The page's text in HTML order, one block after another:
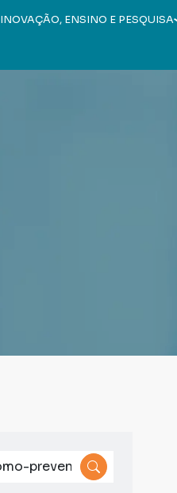
INOVAÇÃO, ENSINO E PESQUISA